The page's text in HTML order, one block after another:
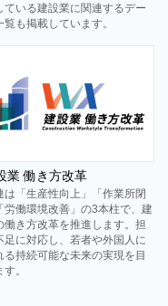
ている建設業に関連するデー
覧も掲載しています。
業 働き方改革
は「生産性向上」「作業所閉
労働環境改善」の3本柱で、建
働き方改革を推進します。担
足に対応し、若者や外国人に
る持続可能な未来の実現を目
。